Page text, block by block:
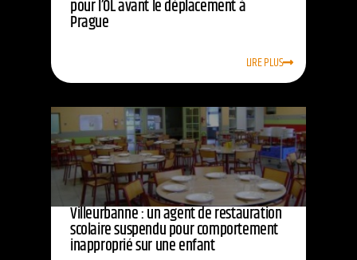
pour l’OL avant le déplacement à
Prague
LIRE PLUS
Villeurbanne : un agent de restauration
scolaire suspendu pour comportement
inapproprié sur une enfant